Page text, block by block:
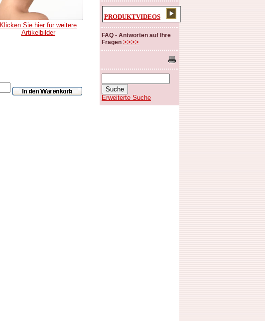
Klicken Sie hier für weitere
Artikelbilder
PRODUKTVIDEOS
FAQ - Antworten auf Ihre
Fragen >>>>
Erweiterte Suche